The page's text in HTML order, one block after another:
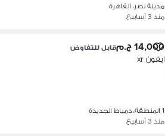
مدينة نصر، القاهرة
منذ 3 أسابيع
14,000 ج.م قابل للتفاوض
ايفون xr
1 المنطقة، دمياط الجديدة
منذ 3 أسابيع